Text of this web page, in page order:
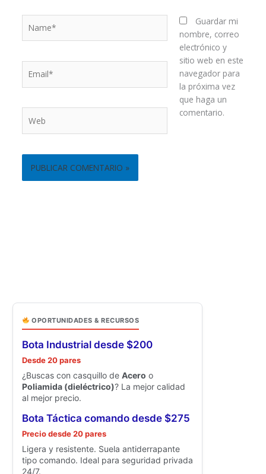
Guardar mi
nombre, correo
electrónico y
sitio web en este
navegador para
la próxima vez
que haga un
comentario.
OPORTUNIDADES & RECURSOS
Bota Industrial desde $200
Desde 20 pares
¿Buscas con casquillo deAcero o
Poliamida (dieléctrico)? La mejor calidad
al mejor precio.
Bota Táctica comando desde $275
Precio desde 20 pares
Ligera y resistente. Suela antiderrapante
tipo comando. Ideal para seguridad privada
24/7.